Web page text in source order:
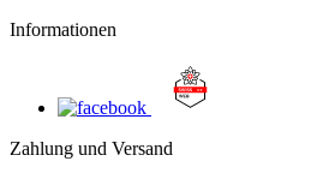
Informationen
Zahlung und Versand